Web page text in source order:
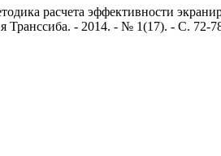
расчета эффективности
Транссиба. - 2014. - № 1(17). - С. 72-